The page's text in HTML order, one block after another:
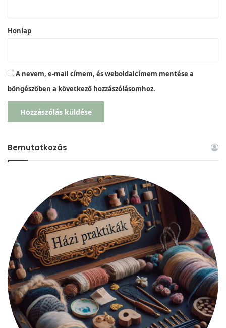
Honlap
A nevem, e-mail címem, és weboldalcímem mentése a
böngészőben a következő hozzászólásomhoz.
Bemutatkozás